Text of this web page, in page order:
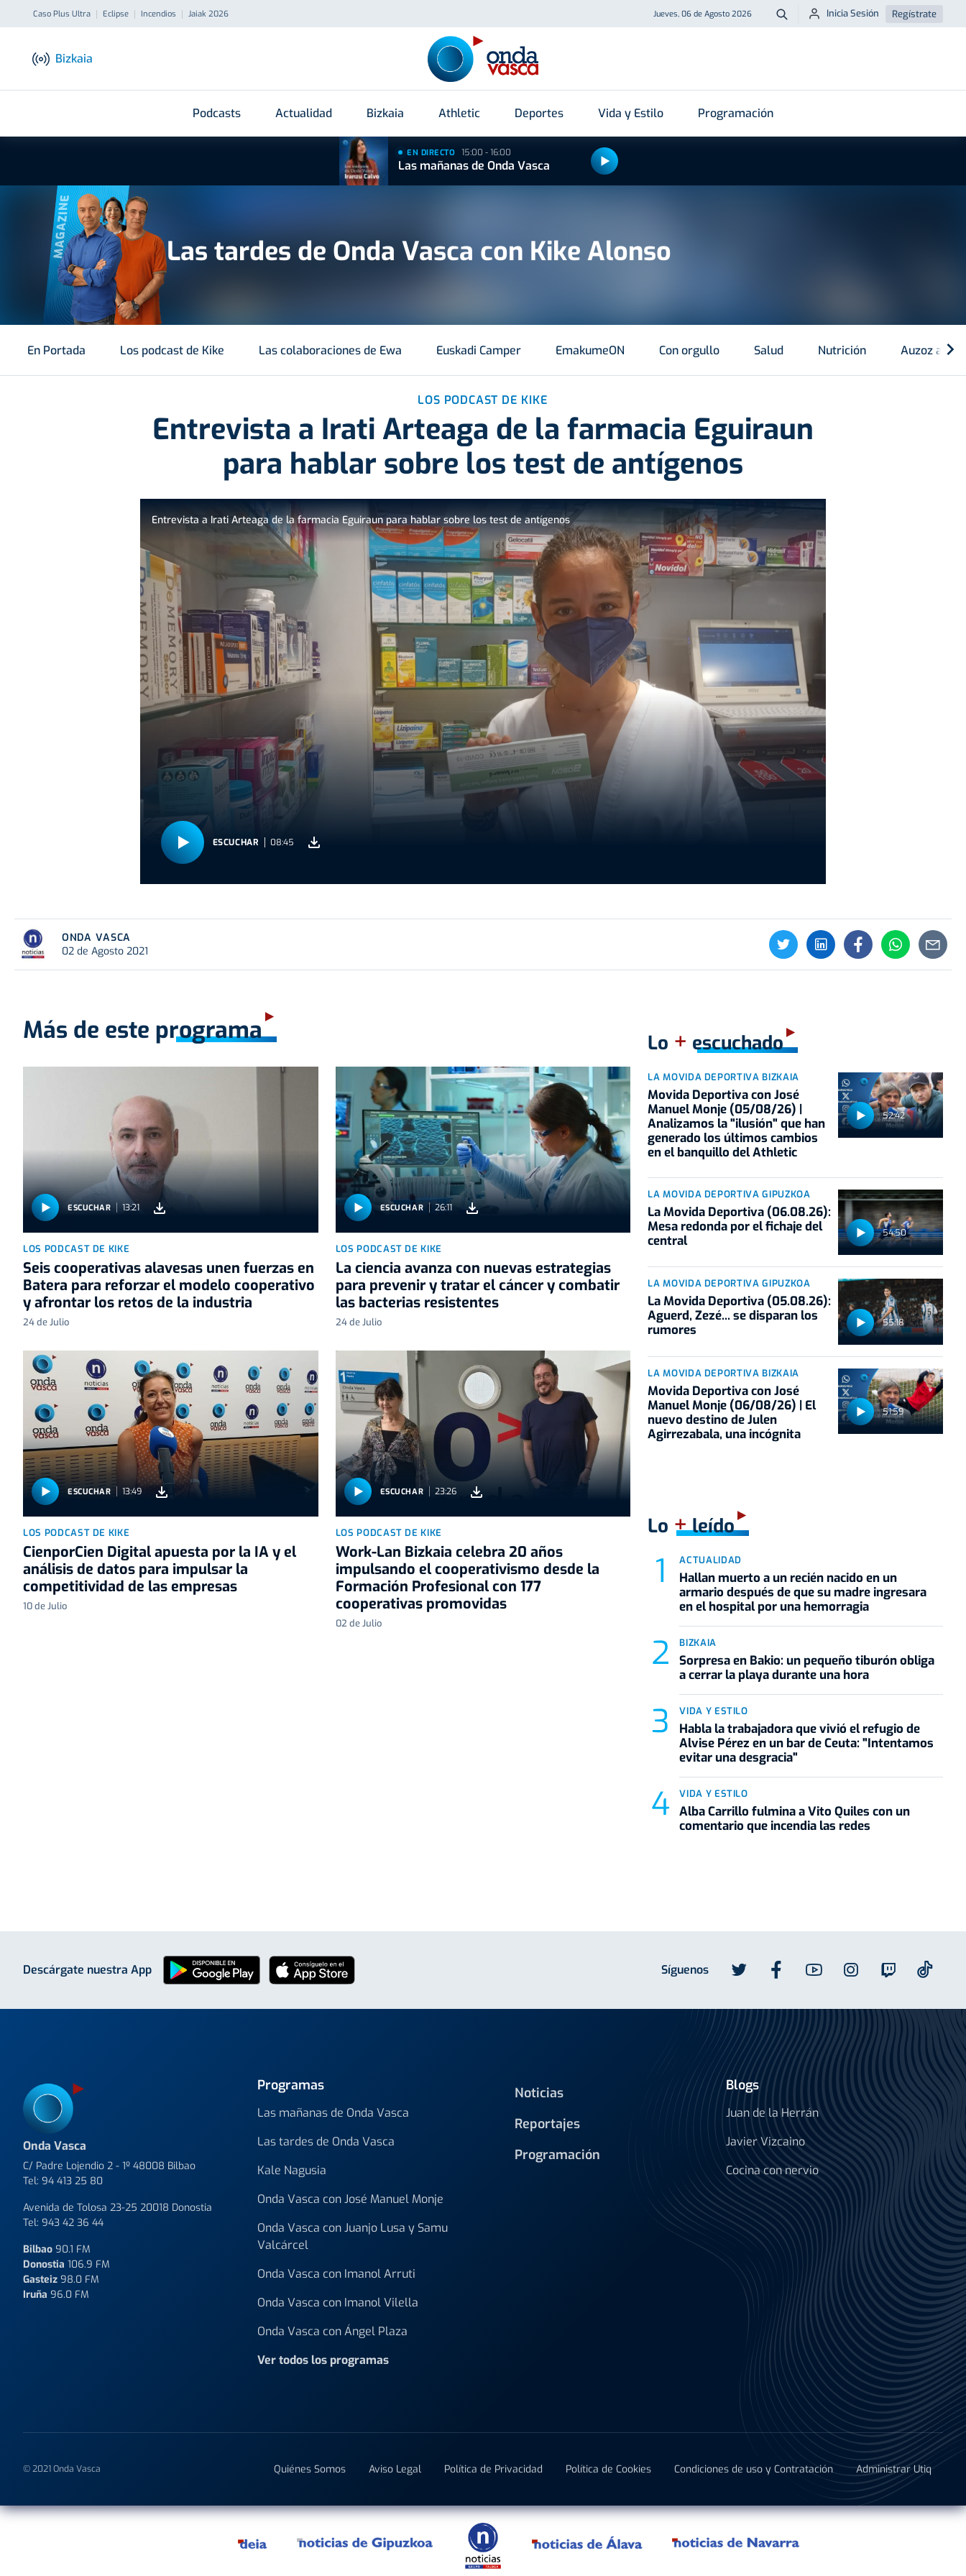
Caso Plus Ultra Eclipse Incendios Jaiak 2026 Jueves, 06 de Agosto 2026 Buscar
Inicia Sesión Regístrate
Bizkaia
Podcasts Actualidad Bizkaia Athletic Deportes Vida y Estilo Programación
EN DIRECTO 15:00 - 16:00
Las mañanas de Onda Vasca
MAGAZINE Las tardes de Onda Vasca con Kike Alonso
En Portada Los podcast de Kike Las colaboraciones de Ewa Euskadi Camper EmakumeON Con orgullo Salud Nutrición Auzoz auzo
LOS PODCAST DE KIKE
Entrevista a Irati Arteaga de la farmacia Eguiraun
para hablar sobre los test de antígenos
Entrevista a Irati Arteaga de la farmacia Eguiraun para hablar sobre los test de antígenos
ESCUCHAR 08:45
ONDA VASCA
02 de Agosto 2021
Más de este programa
ESCUCHAR 13:21
LOS PODCAST DE KIKE
Seis cooperativas alavesas unen fuerzas en
Batera para reforzar el modelo cooperativo
y afrontar los retos de la industria
24 de Julio
ESCUCHAR 26:11
LOS PODCAST DE KIKE
La ciencia avanza con nuevas estrategias
para prevenir y tratar el cáncer y combatir
las bacterias resistentes
24 de Julio
ESCUCHAR 13:49
LOS PODCAST DE KIKE
CienporCien Digital apuesta por la IA y el
análisis de datos para impulsar la
competitividad de las empresas
10 de Julio
ESCUCHAR 23:26
LOS PODCAST DE KIKE
Work-Lan Bizkaia celebra 20 años
impulsando el cooperativismo desde la
Formación Profesional con 177
cooperativas promovidas
02 de Julio
Lo + escuchado
52:42
LA MOVIDA DEPORTIVA BIZKAIA
Movida Deportiva con José
Manuel Monje (05/08/26) |
Analizamos la "ilusión" que han
generado los últimos cambios
en el banquillo del Athletic
54:50
LA MOVIDA DEPORTIVA GIPUZKOA
La Movida Deportiva (06.08.26):
Mesa redonda por el fichaje del
central
55:18
LA MOVIDA DEPORTIVA GIPUZKOA
La Movida Deportiva (05.08.26):
Aguerd, Zezé... se disparan los
rumores
51:59
LA MOVIDA DEPORTIVA BIZKAIA
Movida Deportiva con José
Manuel Monje (06/08/26) | El
nuevo destino de Julen
Agirrezabala, una incógnita
Lo +leído
ACTUALIDAD
Hallan muerto a un recién nacido en un
armario después de que su madre ingresara
en el hospital por una hemorragia
BIZKAIA
Sorpresa en Bakio: un pequeño tiburón obliga
a cerrar la playa durante una hora
VIDA Y ESTILO
Habla la trabajadora que vivió el refugio de
Alvise Pérez en un bar de Ceuta: "Intentamos
evitar una desgracia"
VIDA Y ESTILO
Alba Carrillo fulmina a Vito Quiles con un
comentario que incendia las redes
Síguenos
Descárgate nuestra App
Programas
Las mañanas de Onda Vasca
Las tardes de Onda Vasca
Kale Nagusia
Onda Vasca con José Manuel Monje
Onda Vasca con Juanjo Lusa y Samu
Valcárcel
Onda Vasca con Imanol Arruti
Onda Vasca con Imanol Vilella
Onda Vasca con Ángel Plaza
Ver todos los programas
Noticias
Reportajes
Programación
Blogs
Juan de la Herrán
Javier Vizcaino
Cocina con nervio
Onda Vasca
C/ Padre Lojendio 2 - 1º 48008 Bilbao
Tel: 94 413 25 80
Avenida de Tolosa 23-25 20018 Donostia
Tel: 943 42 36 44
Bilbao 90.1 FM
Donostia 106.9 FM
Gasteiz 98.0 FM
Iruña 96.0 FM
Quiénes Somos Aviso Legal Política de Privacidad Política de Cookies Condiciones de uso y Contratación Administrar Utiq
© 2021 Onda Vasca